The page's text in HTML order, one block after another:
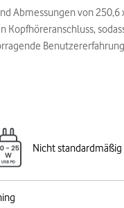
Abmessungen von
Nicht